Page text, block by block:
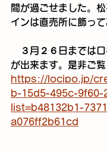
間が過ごせました。
インは直売所に飾って
３月２６日まではロ
が出来ます。是非ご覧
https://locipo.jp/
b-15d5-495c-9f60-
list=b48132b1-
a076ff2b61cd